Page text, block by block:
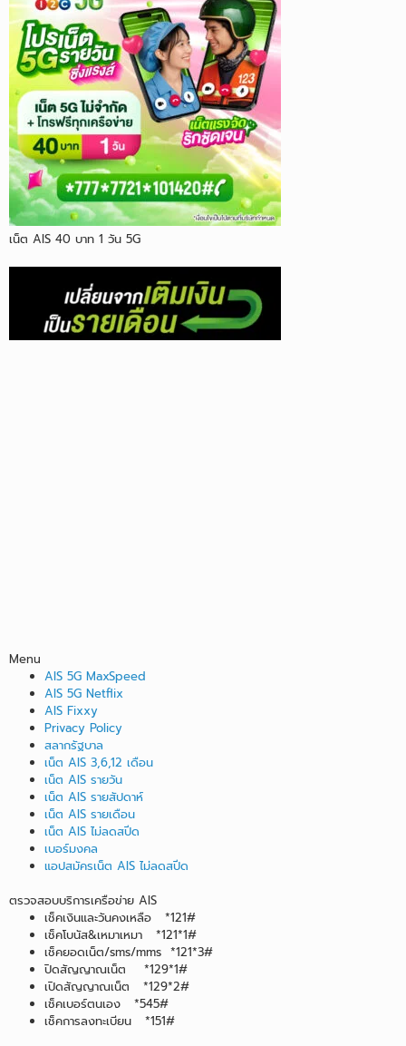
เน็ต AIS 40 บาท 1 วัน 5G
Menu
AIS 5G MaxSpeed
AIS 5G Netflix
AIS Fixxy
Privacy Policy
สลากรัฐบาล
เน็ต AIS 3,6,12 เดือน
เน็ต AIS รายวัน
เน็ต AIS รายสัปดาห์
เน็ต AIS รายเดือน
เน็ต AIS ไม่ลดสปีด
เบอร์มงคล
แอปสมัครเน็ต AIS ไม่ลดสปีด
ตรวจสอบบริการเครือข่าย AIS
เช็คเงินและวันคงเหลือ *121#
เช็คโบนัส&เหมาเหมา *121*1#
เช็คยอดเน็ต/sms/mms *121*3#
ปิดสัญญาณเน็ต *129*1#
เปิดสัญญาณเน็ต *129*2#
เช็คเบอร์ตนเอง *545#
เช็คการลงทะเบียน *151#